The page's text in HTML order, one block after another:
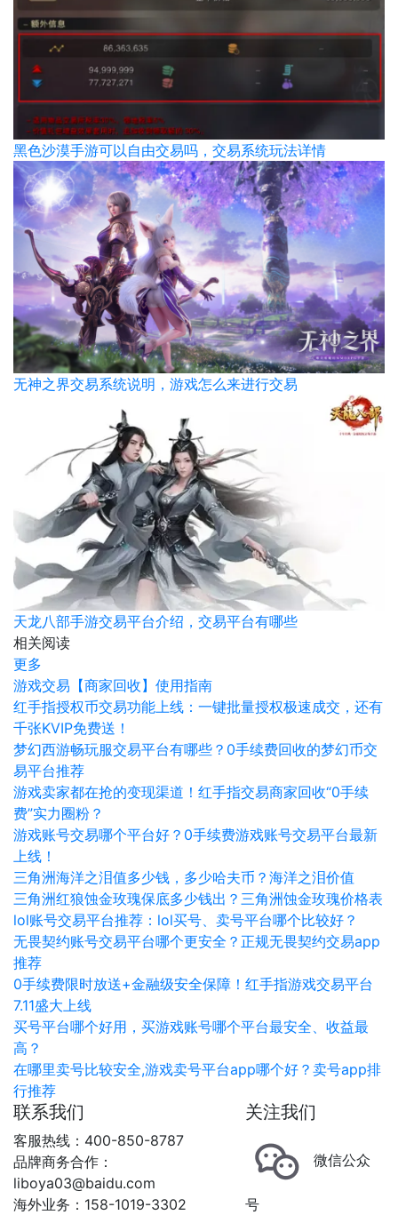
黑色沙漠手游可以自由交易吗，交易系统玩法详情
无神之界交易系统说明，游戏怎么来进行交易
天龙八部手游交易平台介绍，交易平台有哪些
相关阅读
更多
游戏交易【商家回收】使用指南
红手指授权币交易功能上线：一键批量授权极速成交，还有
千张KVIP免费送！
梦幻西游畅玩服交易平台有哪些？0手续费回收的梦幻币交
易平台推荐
游戏卖家都在抢的变现渠道！红手指交易商家回收“0手续
费”实力圈粉？
游戏账号交易哪个平台好？0手续费游戏账号交易平台最新
上线！
三角洲海洋之泪值多少钱，多少哈夫币？海洋之泪价值
三角洲红狼蚀金玫瑰保底多少钱出？三角洲蚀金玫瑰价格表
lol账号交易平台推荐：lol买号、卖号平台哪个比较好？
无畏契约账号交易平台哪个更安全？正规无畏契约交易app
推荐
0手续费限时放送+金融级安全保障！红手指游戏交易平台
7.11盛大上线
买号平台哪个好用，买游戏账号哪个平台最安全、收益最
高？
在哪里卖号比较安全,游戏卖号平台app哪个好？卖号app排
行推荐
联系我们
客服热线：400-850-8787
品牌商务合作：
liboya03@baidu.com
海外业务：158-1019-3302
关注我们
微信公众
号